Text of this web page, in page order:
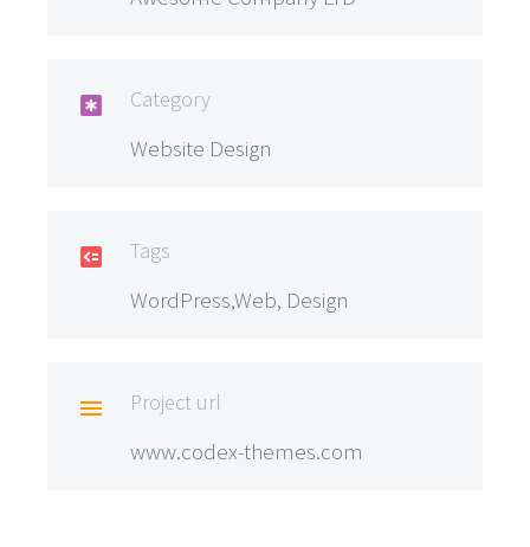
 Category
Website Design
 Tags
WordPress,Web, Design
 Project url
www.codex-themes.com